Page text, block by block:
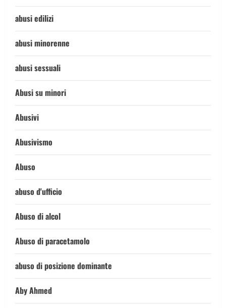
abusi edilizi
abusi minorenne
abusi sessuali
Abusi su minori
Abusivi
Abusivismo
Abuso
abuso d'ufficio
Abuso di alcol
Abuso di paracetamolo
abuso di posizione dominante
Aby Ahmed